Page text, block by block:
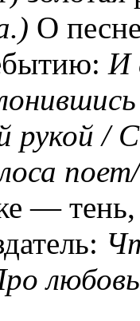
О
И
рукой /
—